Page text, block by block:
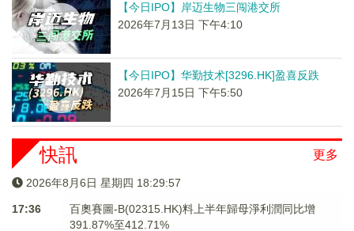
【今日IPO】岸迈生物三闯港交所
2026年7月13日 下午4:10
【今日IPO】华勤技术[3296.HK]盈喜反跌
2026年7月15日 下午5:50
更多
快訊
2026年8月6日 星期四 18:29:57
17:36
百奧賽圖-B(02315.HK)料上半年歸母淨利潤同比增
391.87%至412.71%